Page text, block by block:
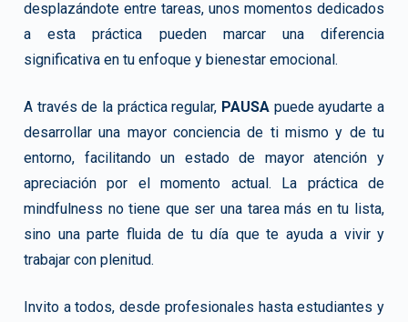
desplazándote entre tareas, unos momentos dedicados
a esta práctica pueden marcar una diferencia
significativa en tu enfoque y bienestar emocional.
A través de la práctica regular, PAUSA puede ayudarte a
desarrollar una mayor conciencia de ti mismo y de tu
entorno, facilitando un estado de mayor atención y
apreciación por el momento actual. La práctica de
mindfulness no tiene que ser una tarea más en tu lista,
sino una parte fluida de tu día que te ayuda a vivir y
trabajar con plenitud.
Invito a todos, desde profesionales hasta estudiantes y